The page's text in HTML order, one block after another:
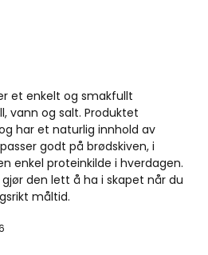
et enkelt og smakfullt
vann og salt. Produktet
har et naturlig innhold av
godt på brødskiven, i
enkel proteinkilde i hverdagen.
den lett å ha i skapet når du
måltid.